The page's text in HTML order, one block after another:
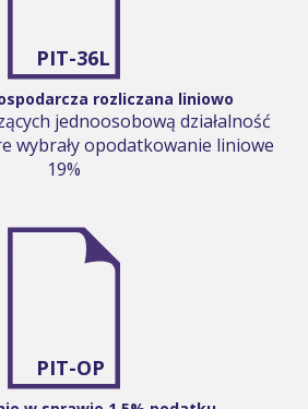
PIT-36L
rozliczana liniowo
jednoosobową działalność
wybrały opodatkowanie liniowe
19%
PIT-OP